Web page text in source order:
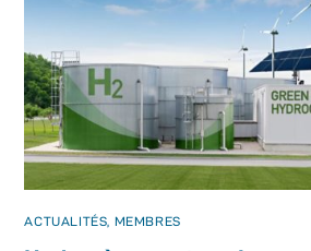
ACTUALITÉS, MEMBRES